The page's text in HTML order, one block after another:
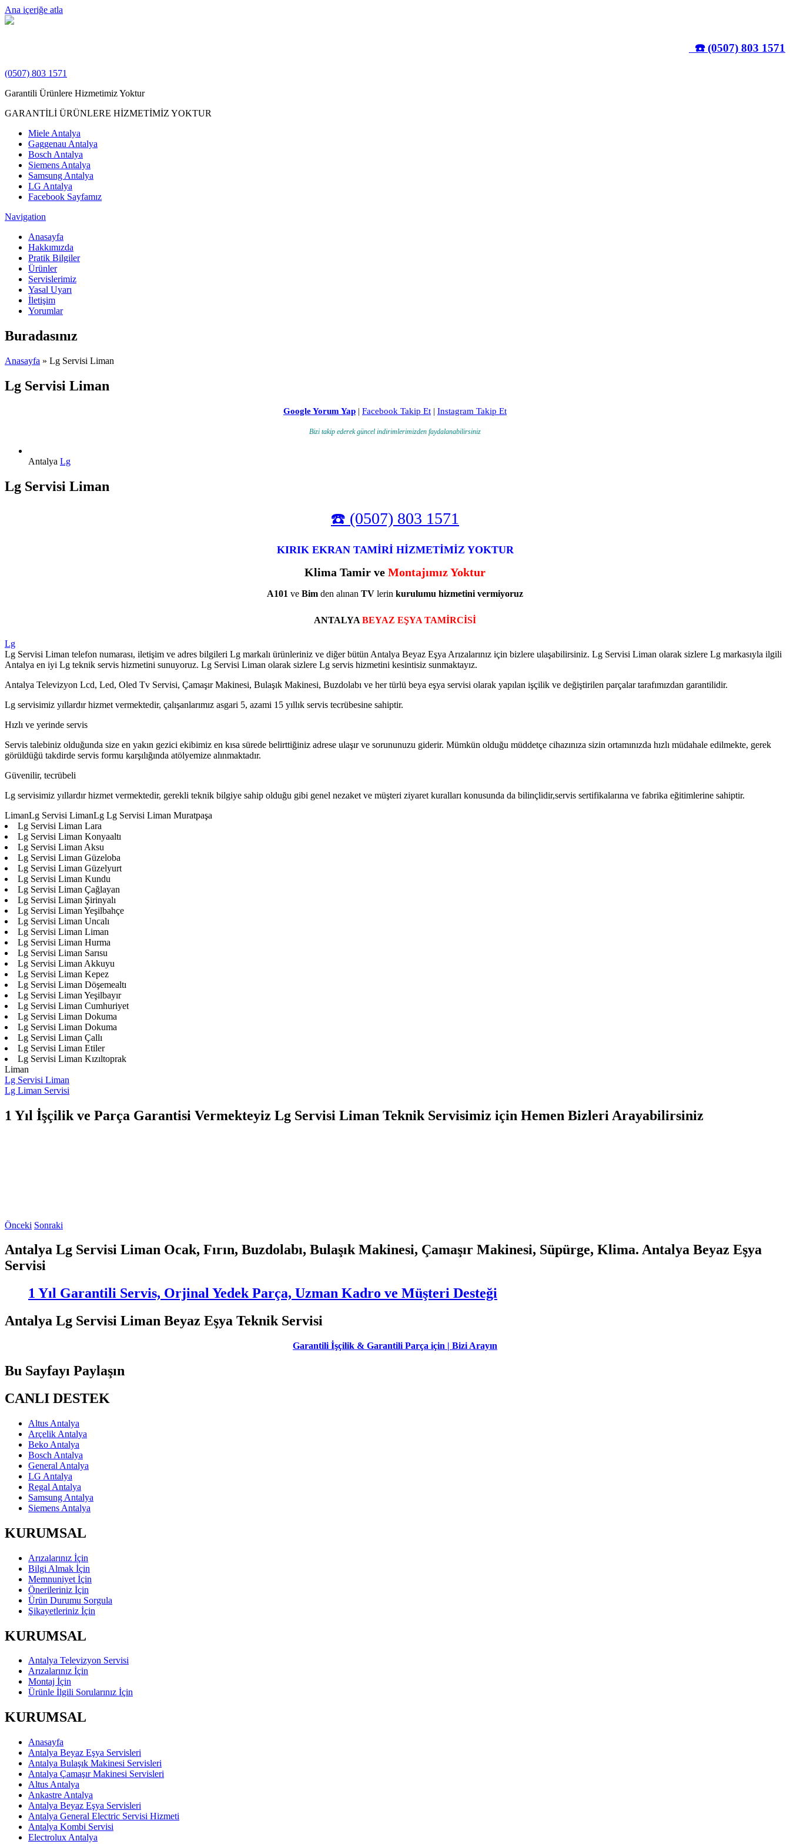
Ana içeriğe atla
☎️ (0507) 803 1571
(0507) 803 1571
Garantili Ürünlere Hizmetimiz Yoktur
GARANTİLİ ÜRÜNLERE HİZMETİMİZ YOKTUR
Miele Antalya
Gaggenau Antalya
Bosch Antalya
Siemens Antalya
Samsung Antalya
LG Antalya
Facebook Sayfamız
Navigation
Anasayfa
Hakkımızda
Pratik Bilgiler
Ürünler
Servislerimiz
Yasal Uyarı
İletişim
Yorumlar
Buradasınız
Anasayfa » Lg Servisi Liman
Lg Servisi Liman
Google Yorum Yap | Facebook Takip Et | Instagram Takip Et
Bizi takip ederek güncel indirimlerimizden faydalanabilirsiniz
Antalya Lg
Lg Servisi Liman
☎️ (0507) 803 1571
KIRIK EKRAN TAMİRİ HİZMETİMİZ YOKTUR
Klima Tamir ve Montajımız Yoktur
A101 ve Bim den alınan TV lerin kurulumu hizmetini vermiyoruz
ANTALYA BEYAZ EŞYA TAMİRCİSİ
Lg
Lg Servisi Liman telefon numarası, iletişim ve adres bilgileri Lg markalı ürünleriniz ve diğer bütün Antalya Beyaz Eşya Arızalarınız için bizlere ulaşabilirsiniz. Lg Servisi Liman olarak sizlere Lg markasıyla ilgili
Antalya en iyi Lg teknik servis hizmetini sunuyoruz. Lg Servisi Liman olarak sizlere Lg servis hizmetini kesintisiz sunmaktayız.
Antalya Televizyon Lcd, Led, Oled Tv Servisi, Çamaşır Makinesi, Bulaşık Makinesi, Buzdolabı ve her türlü beya eşya servisi olarak yapılan işçilik ve değiştirilen parçalar tarafımızdan garantilidir.
Lg servisimiz yıllardır hizmet vermektedir, çalışanlarımız asgari 5, azami 15 yıllık servis tecrübesine sahiptir.
Hızlı ve yerinde servis
Servis talebiniz olduğunda size en yakın gezici ekibimiz en kısa sürede belirttiğiniz adrese ulaşır ve sorununuzu giderir. Mümkün olduğu müddetçe cihazınıza sizin ortamınızda hızlı müdahale edilmekte, gerek
görüldüğü takdirde servis formu karşılığında atölyemize alınmaktadır.
Güvenilir, tecrübeli
Lg servisimiz yıllardır hizmet vermektedir, gerekli teknik bilgiye sahip olduğu gibi genel nezaket ve müşteri ziyaret kuralları konusunda da bilinçlidir,servis sertifikalarına ve fabrika eğitimlerine sahiptir.
LimanLg Servisi LimanLg Lg Servisi Liman Muratpaşa
Lg Servisi Liman Lara
Lg Servisi Liman Konyaaltı
Lg Servisi Liman Aksu
Lg Servisi Liman Güzeloba
Lg Servisi Liman Güzelyurt
Lg Servisi Liman Kundu
Lg Servisi Liman Çağlayan
Lg Servisi Liman Şirinyalı
Lg Servisi Liman Yeşilbahçe
Lg Servisi Liman Uncalı
Lg Servisi Liman Liman
Lg Servisi Liman Hurma
Lg Servisi Liman Sarısu
Lg Servisi Liman Akkuyu
Lg Servisi Liman Kepez
Lg Servisi Liman Döşemealtı
Lg Servisi Liman Yeşilbayır
Lg Servisi Liman Cumhuriyet
Lg Servisi Liman Dokuma
Lg Servisi Liman Dokuma
Lg Servisi Liman Çallı
Lg Servisi Liman Etiler
Lg Servisi Liman Kızıltoprak
Liman
Lg Servisi Liman
Lg Liman Servisi
1 Yıl İşçilik ve Parça Garantisi Vermekteyiz Lg Servisi Liman Teknik Servisimiz için Hemen Bizleri Arayabilirsiniz
Önceki Sonraki
Antalya Lg Servisi Liman Ocak, Fırın, Buzdolabı, Bulaşık Makinesi, Çamaşır Makinesi, Süpürge, Klima. Antalya Beyaz Eşya
Servisi
1 Yıl Garantili Servis, Orjinal Yedek Parça, Uzman Kadro ve Müşteri Desteği
Antalya Lg Servisi Liman Beyaz Eşya Teknik Servisi
Garantili İşçilik & Garantili Parça için | Bizi Arayın
Bu Sayfayı Paylaşın
CANLI DESTEK
Altus Antalya
Arçelik Antalya
Beko Antalya
Bosch Antalya
General Antalya
LG Antalya
Regal Antalya
Samsung Antalya
Siemens Antalya
KURUMSAL
Arızalarınız İçin
Bilgi Almak İçin
Memnuniyet İçin
Önerileriniz İçin
Ürün Durumu Sorgula
Şikayetleriniz İçin
KURUMSAL
Antalya Televizyon Servisi
Arızalarınız İçin
Montaj İçin
Ürünle İlgili Sorularınız İçin
KURUMSAL
Anasayfa
Antalya Beyaz Eşya Servisleri
Antalya Bulaşık Makinesi Servisleri
Antalya Çamaşır Makinesi Servisleri
Altus Antalya
Ankastre Antalya
Antalya Beyaz Eşya Servisleri
Antalya General Electric Servisi Hizmeti
Antalya Kombi Servisi
Electrolux Antalya